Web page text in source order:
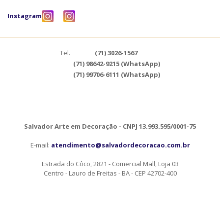
Instagram
Tel.
(71) 3026-1567
(71) 98642-9215 (WhatsApp)
(71) 99706-6111 (WhatsApp)
Salvador Arte em Decoração - CNPJ 13.993.595/0001-75
E-mail: atendimento@salvadordecoracao.com.br
Estrada do Côco, 2821 - Comercial Mall, Loja 03
Centro - Lauro de Freitas - BA - CEP 42702-400